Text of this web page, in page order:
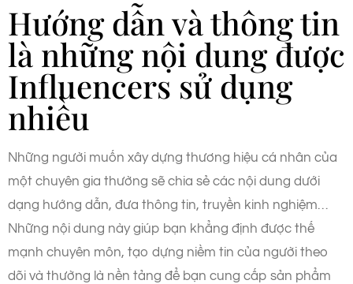
Hướng dẫn và thông tin
là những nội dung được
Influencers sử dụng
nhiều
Những người muốn xây dựng thương hiệu cá nhân của
một chuyên gia thường sẽ chia sẻ các nội dung dưới
dạng hướng dẫn, đưa thông tin, truyền kinh nghiệm…
Những nội dung này giúp bạn khẳng định được thế
mạnh chuyên môn, tạo dựng niềm tin của người theo
dõi và thường là nền tảng để bạn cung cấp sản phẩm